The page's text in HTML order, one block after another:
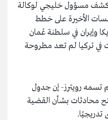
كشف مسؤول خليجي لوكالة
الأخيرة على خطط
وإيران في سلطنة عُمان
في تركيا لم تعد مطروحة
تسمه رويترز- إن جدول
محادثات بشأن القضية
تدريجيًا.